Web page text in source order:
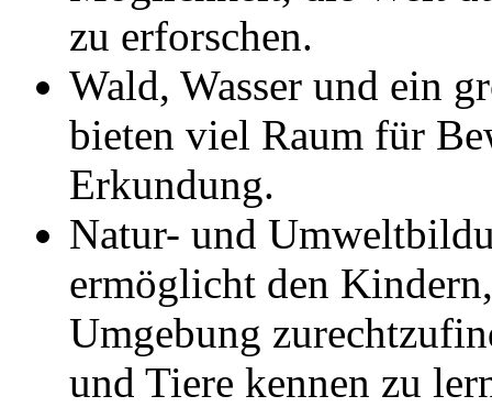
zu erforschen.
Wald, Wasser und ein
bieten viel Raum für
Erkundung.
Natur- und
ermöglicht den
Umgebung
und Tiere kennen zu